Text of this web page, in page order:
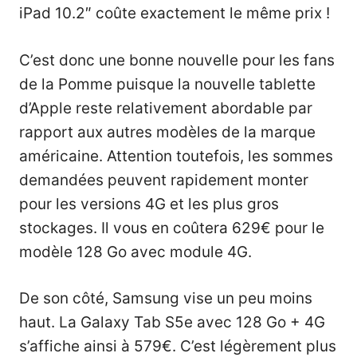
iPad 10.2″ coûte exactement le même prix !
C’est donc une bonne nouvelle pour les fans
de la Pomme puisque la nouvelle tablette
d’Apple reste relativement abordable par
rapport aux autres modèles de la marque
américaine. Attention toutefois, les sommes
demandées peuvent rapidement monter
pour les versions 4G et les plus gros
stockages. Il vous en coûtera 629€ pour le
modèle 128 Go avec module 4G.
De son côté, Samsung vise un peu moins
haut. La Galaxy Tab S5e avec 128 Go + 4G
s’affiche ainsi à 579€. C’est légèrement plus